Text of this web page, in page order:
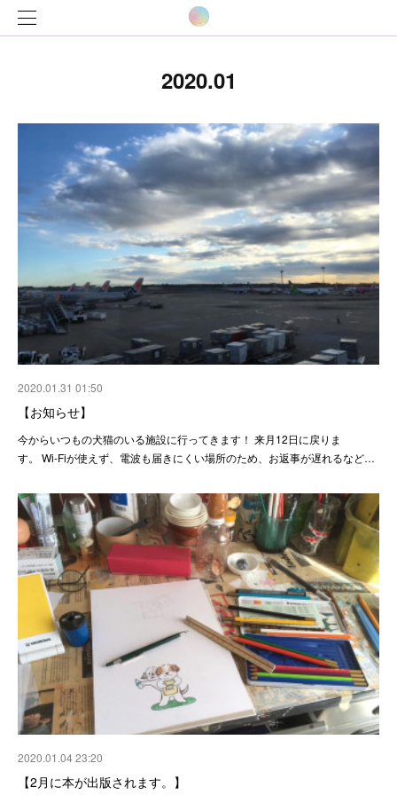
2020.01
2020.01.31 01:50
【お知らせ】
今からいつもの犬猫のいる施設に行ってきます！ 来月12日に戻りま
す。 Wi-Fiが使えず、電波も届きにくい場所のため、お返事が遅れるなど…
2020.01.04 23:20
【2月に本が出版されます。】